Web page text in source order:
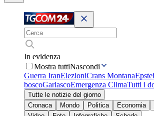
In evidenza
Mostra tuttiNascondi
Guerra IranElezioniCrans Montana
boscoGarlascoEmergenza ClimaTutti i
Tutte le notizie del giorno
Cronaca
Mondo Politica Economia